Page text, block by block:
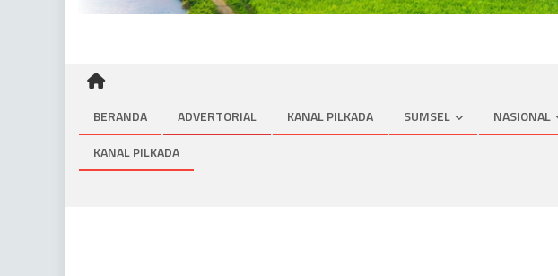
BERANDA ADVERTORIAL KANAL PILKADA SUMSEL NASIONAL
KANAL PILKADA